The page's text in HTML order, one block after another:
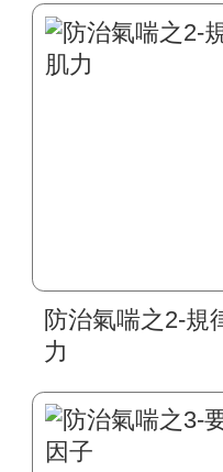
防治氣喘之2-規
力